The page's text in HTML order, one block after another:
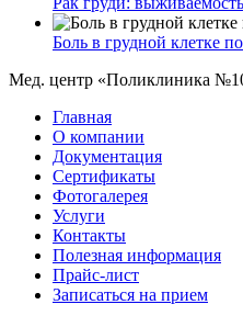
Боль в грудной клетке
Мед. центр «Поликлиника
Главная
О компании
Документация
Сертификаты
Фотогалерея
Услуги
Контакты
Полезная информация
Прайс-лист
Записаться на прием